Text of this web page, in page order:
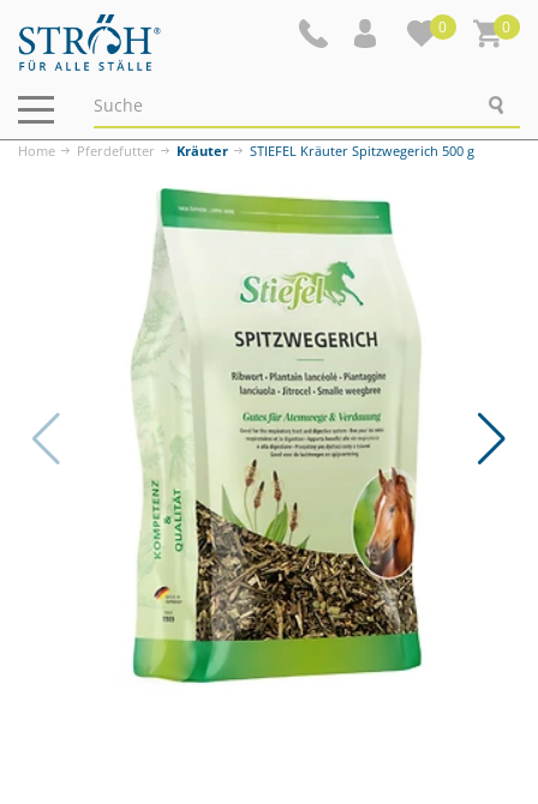
0 0
Navigation
ein-/ausblenden
Home Pferdefutter Kräuter STIEFEL Kräuter Spitzwegerich 500 g